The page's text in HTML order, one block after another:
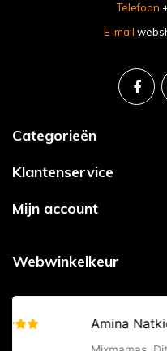
Telefoon
E-mail
Categorieën
Klantenservice
Mijn account
Webwinkelkeur